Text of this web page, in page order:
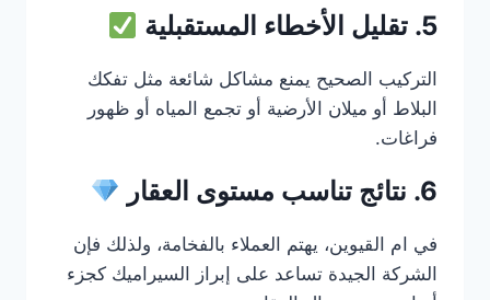
5. تقليل الأخطاء المستقبلية
التركيب الصحيح يمنع مشاكل شائعة مثل تفكك
البلاط أو ميلان الأرضية أو تجمع المياه أو ظهور
فراغات.
6. نتائج تناسب مستوى العقار
في ام القيوين، يهتم العملاء بالفخامة، ولذلك فإن
الشركة الجيدة تساعد على إبراز السيراميك كجزء